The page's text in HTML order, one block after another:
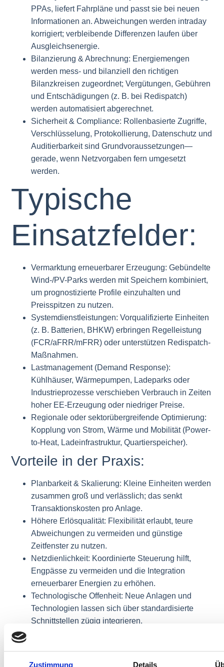
Zustimmung Details
PPAs, liefert Fahrpläne und passt sie bei neuen
Informationen an. Abweichungen werden intraday
korrigiert; verbleibende Differenzen laufen über
Ausgleichsenergie.
Bilanzierung & Abrechnung: Energiemengen
werden mess- und bilanziell den richtigen
Bilanzkreisen zugeordnet; Vergütungen, Gebühren
und Entschädigungen (z. B. bei Redispatch)
werden automatisiert abgerechnet.
Sicherheit & Compliance: Rollenbasierte Zugriffe,
Verschlüsselung, Protokollierung, Datenschutz und
Auditierbarkeit sind Grundvoraussetzungen—
gerade, wenn Netzvorgaben fern umgesetzt
werden.
Typische
Einsatzfelder:
Vermarktung erneuerbarer Erzeugung: Gebündelte
Wind-/PV-Parks werden mit Speichern kombiniert,
um prognostizierte Profile einzuhalten und
Preisspitzen zu nutzen.
Systemdienstleistungen: Vorqualifizierte Einheiten
(z. B. Batterien, BHKW) erbringen Regelleistung
(FCR/aFRR/mFRR) oder unterstützen Redispatch-
Maßnahmen.
Lastmanagement (Demand Response):
Kühlhäuser, Wärmepumpen, Ladeparks oder
Industrieprozesse verschieben Verbrauch in Zeiten
hoher EE-Erzeugung oder niedriger Preise.
Regionale oder sektorübergreifende Optimierung:
Kopplung von Strom, Wärme und Mobilität (Power-
to-Heat, Ladeinfrastruktur, Quartierspeicher).
Vorteile in der Praxis:
Planbarkeit & Skalierung: Kleine Einheiten werden
zusammen groß und verlässlich; das senkt
Transaktionskosten pro Anlage.
Höhere Erlösqualität: Flexibilität erlaubt, teure
Abweichungen zu vermeiden und günstige
Zeitfenster zu nutzen.
Netzdienlichkeit: Koordinierte Steuerung hilft,
Engpässe zu vermeiden und die Integration
erneuerbarer Energien zu erhöhen.
Technologische Offenheit: Neue Anlagen und
Technologien lassen sich über standardisierte
Schnittstellen zügig integrieren.
Technische und
organisatorische